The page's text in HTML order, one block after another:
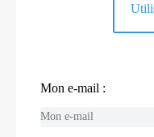
Mon e-mail :